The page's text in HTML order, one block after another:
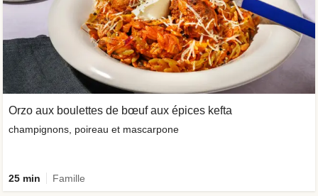
Orzo aux boulettes de bœuf aux épices kefta
champignons, poireau et mascarpone
25 min Famille